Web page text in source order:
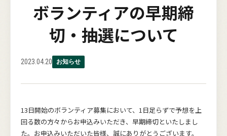
ボランティアの早期締
切・抽選について
2023.04.20 お知らせ
13日開始のボランティア募集において、1日足らずで予想を上
回る数の方々からお申込みいただき、早期締切といたしまし
た。お申込みいただいた皆様、誠にありがとうございます。